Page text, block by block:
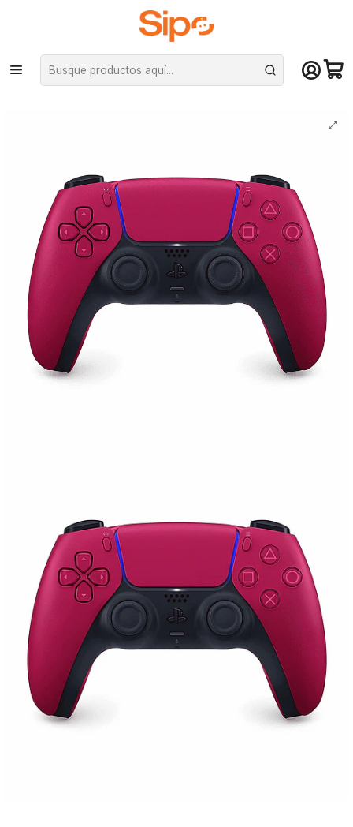
¡Compra hasta mediodía y recibe hoy! De lunes a sábado en el gran
Santiago. Envío gratis desde $29.990
Computación y Gamers Joystick y simuladores
Control Joystick Sony PlayStation, Ps5 DualSense - Cosmic Red